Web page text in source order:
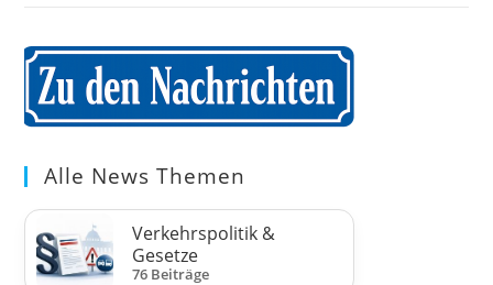
Alle News Themen
Verkehrspolitik &
Gesetze
76 Beiträge